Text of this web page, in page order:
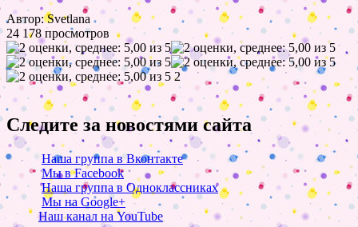
Автор: Svetlana
24 178 просмотров
2
Следите за новостями сайта
Наша группа в Вконтакте
Мы в Facebook
Наша группа в Одноклассниках
Мы на Google+
Наш канал на YouTube